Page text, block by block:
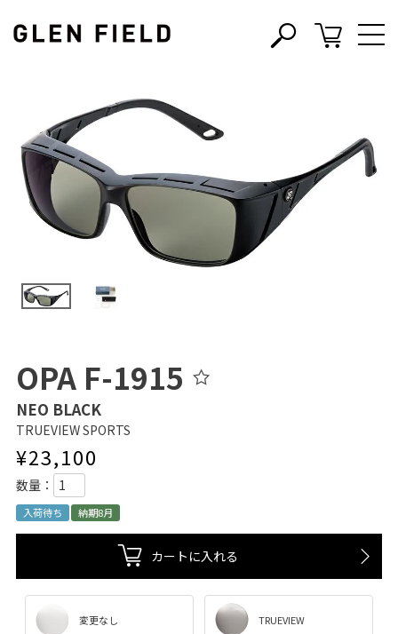
s c
OPA F-1915
NEO BLACK
TRUEVIEW SPORTS
¥23,100
入荷待ち 納期8月
カートに入れる
変更なし TRUEVIEW